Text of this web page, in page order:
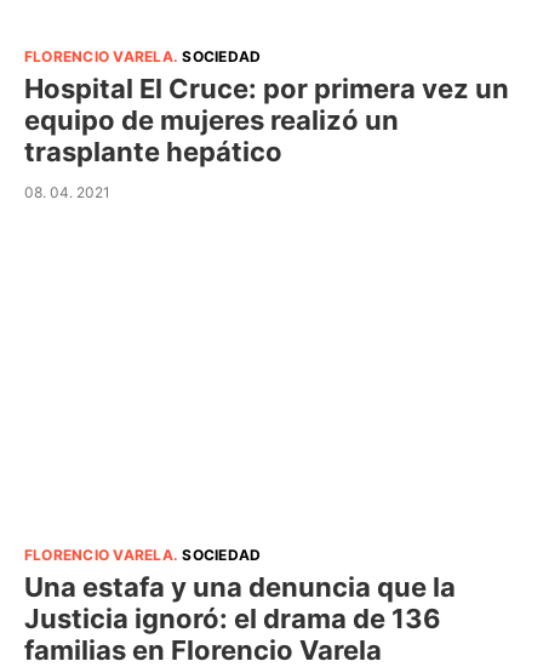
FLORENCIO VARELA.SOCIEDAD
Hospital El Cruce: por primera vez un
equipo de mujeres realizó un
trasplante hepático
08. 04. 2021
FLORENCIO VARELA.SOCIEDAD
Una estafa y una denuncia que la
Justicia ignoró: el drama de 136
familias en Florencio Varela